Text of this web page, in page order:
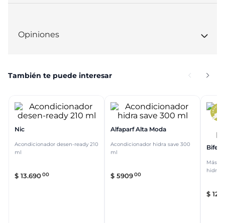
Opiniones
También te puede interesar
Nic
Acondicionador desen-ready 210
ml
$ 13.69000
Alfaparf Alta Moda
Acondicionador hidra save 300
ml
$ 590900
$ 12